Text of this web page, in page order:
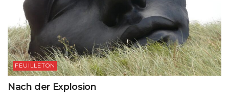
FEUILLETON
Nach der Explosion